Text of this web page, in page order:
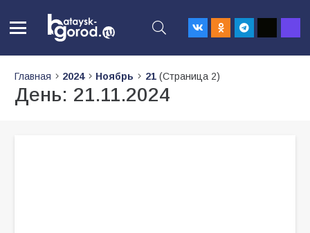
Главная 2024 Ноябрь 21(Страница 2)
День: 21.11.2024